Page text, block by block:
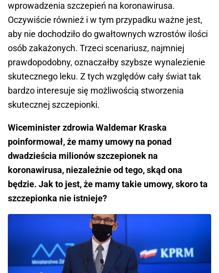
wprowadzenia szczepień na koronawirusa.
Oczywiście również i w tym przypadku ważne jest,
aby nie dochodziło do gwałtownych wzrostów ilości
osób zakażonych. Trzeci scenariusz, najmniej
prawdopodobny, oznaczałby szybsze wynalezienie
skutecznego leku. Z tych względów cały świat tak
bardzo interesuje się możliwością stworzenia
skutecznej szczepionki.
Wiceminister zdrowia Waldemar Kraska
poinformował, że mamy umowy na ponad
dwadzieścia milionów szczepionek na
koronawirusa, niezależnie od tego, skąd ona
będzie. Jak to jest, że mamy takie umowy, skoro ta
szczepionka nie istnieje?